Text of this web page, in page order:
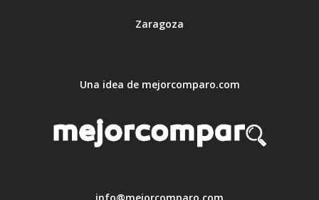
Zaragoza
Una idea de mejorcomparo.com